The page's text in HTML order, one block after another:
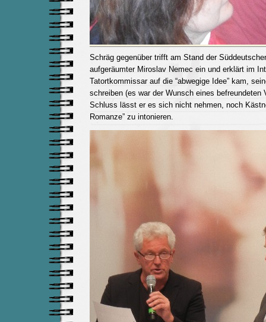
Schräg gegenüber trifft am Stand der
aufgeräumter Miroslav Nemec ein und erklärt im
Tatortkommissar auf die “abwegige Idee” kam,
schreiben (es war der Wunsch eines befreundeten
Schluss lässt er es sich nicht nehmen, noch
Romanze” zu intonieren.